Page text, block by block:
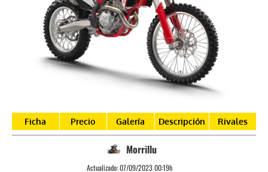
Ficha Precio Galería Descripción Rivales
Morrillu
Actualizado:07/09/2023 00:19h